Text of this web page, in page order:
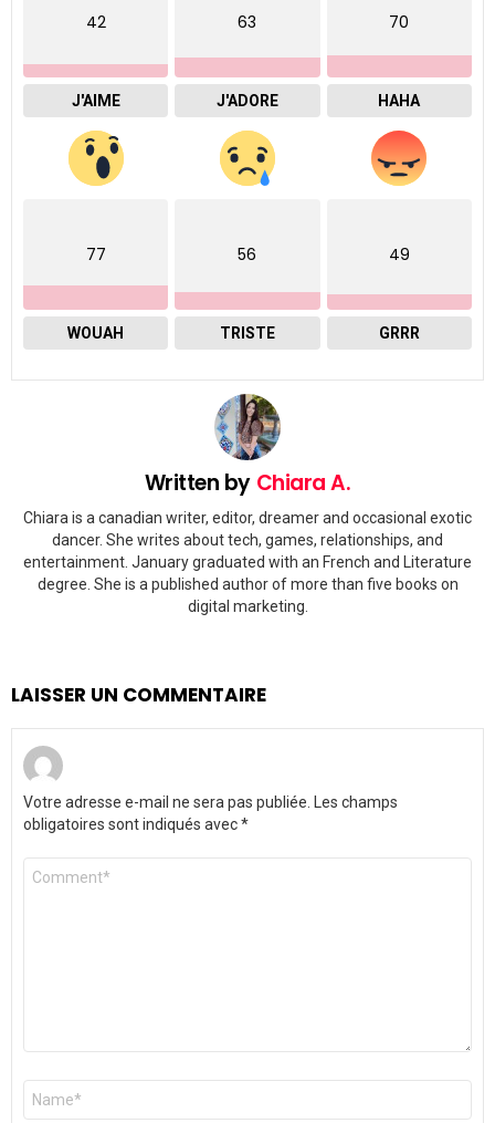
42
J'AIME
63
J'ADORE
70
HAHA
77
WOUAH
56
TRISTE
49
GRRR
Written by Chiara A.
Chiara is a canadian writer, editor, dreamer and occasional exotic
dancer. She writes about tech, games, relationships, and
entertainment. January graduated with an French and Literature
degree. She is a published author of more than five books on
digital marketing.
LAISSER UN COMMENTAIRE
Votre adresse e-mail ne sera pas publiée.
Les champs
obligatoires sont indiqués avec*
Commentaire
Nom